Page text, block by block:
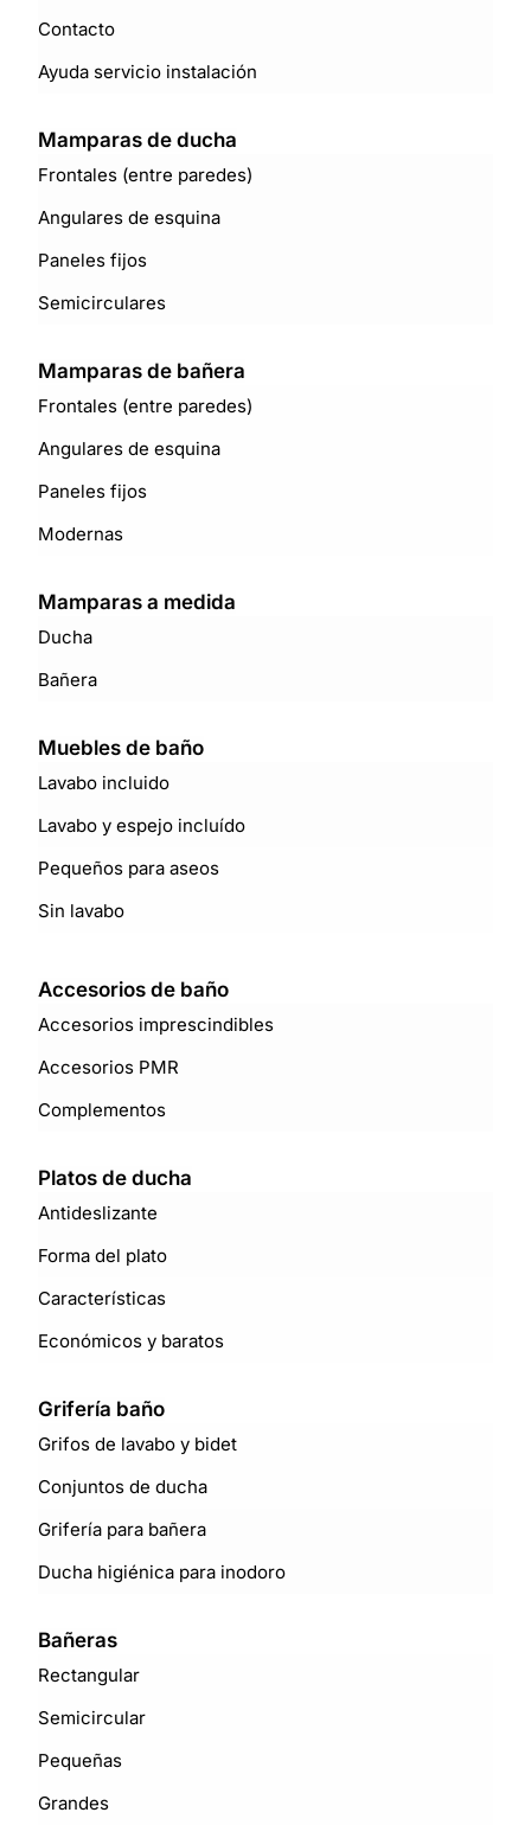
Contacto
Ayuda servicio instalación
Mamparas de ducha
Frontales (entre paredes)
Angulares de esquina
Paneles fijos
Semicirculares
Mamparas de bañera
Frontales (entre paredes)
Angulares de esquina
Paneles fijos
Modernas
Mamparas a medida
Ducha
Bañera
Muebles de baño
Lavabo incluido
Lavabo y espejo incluído
Pequeños para aseos
Sin lavabo
Accesorios de baño
Accesorios imprescindibles
Accesorios PMR
Complementos
Platos de ducha
Antideslizante
Forma del plato
Características
Económicos y baratos
Grifería baño
Grifos de lavabo y bidet
Conjuntos de ducha
Grifería para bañera
Ducha higiénica para inodoro
Bañeras
Rectangular
Semicircular
Pequeñas
Grandes